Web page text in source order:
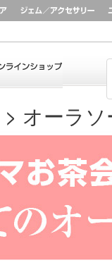
AEOS
> オーラ